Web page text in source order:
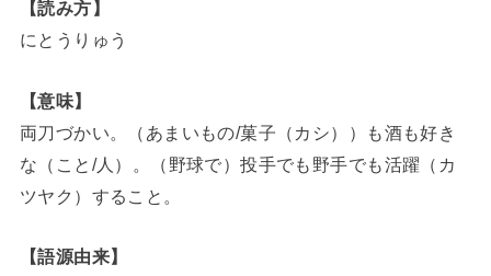
【読み方】
にとうりゅう
【意味】
両刀づかい。（あまいもの/菓子（カシ））も酒も好き
な（こと/人）。（野球で）投手でも野手でも活躍（カ
ツヤク）すること。
【語源由来】